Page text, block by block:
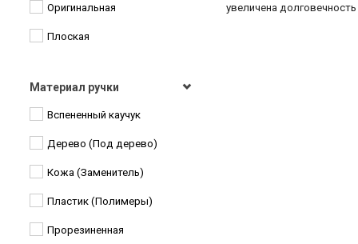
Цветы
Цветы Узоры
Оригинальная
Плоская
Материал ручки
Вспененный каучук
Дерево (Под дерево)
Кожа (Заменитель)
Пластик (Полимеры)
Прорезиненная
увеличена